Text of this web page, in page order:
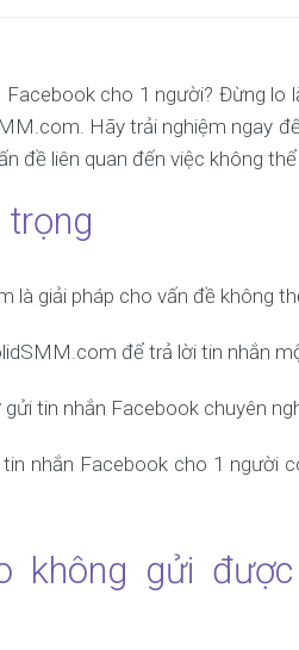
cho 1 người? Đừng
Hãy trải nghiệm ngay
đề liên quan đến việc không
là giải pháp cho vấn đề không
để trả lời tin nhắn
tin nhắn Facebook chuyên
nhắn Facebook cho 1 người
không gửi